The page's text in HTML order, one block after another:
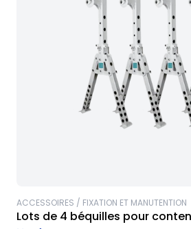
ACCESSOIRES / FIXATION ET MANUTENTION
Lots de 4 béquilles pour